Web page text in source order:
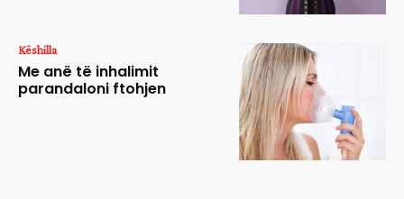
Këshilla
Me anë të inhalimit
parandaloni ftohjen